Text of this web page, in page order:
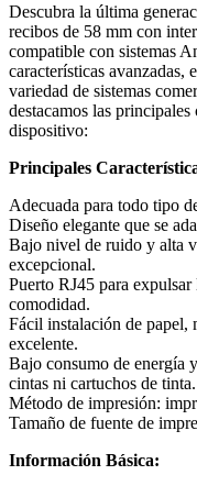
Descubra la última
recibos de 58 mm con
compatible con sistemas
características avanzadas,
variedad de sistemas
destacamos las
dispositivo:
Principales
Adecuada para todo tipo
Diseño elegante que se
Bajo nivel de ruido y alta
excepcional.
Puerto RJ45 para
comodidad.
Fácil instalación de papel,
excelente.
Bajo consumo de energía
cintas ni cartuchos de tinta.
Método de impresión:
Tamaño de fuente de
Información Básica: